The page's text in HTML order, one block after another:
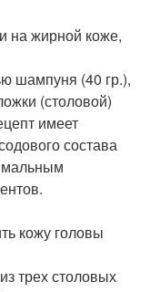
на жирной коже,
шампуня (40 гр.),
(столовой)
имеет
состава
кожу головы
трех столовых